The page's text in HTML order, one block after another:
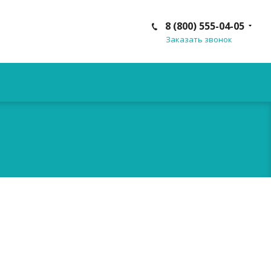
8 (800) 555-04-05
Заказать звонок